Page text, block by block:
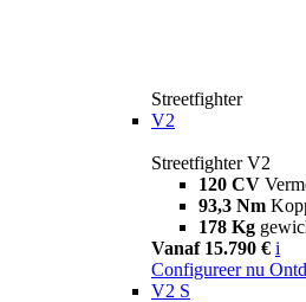
Streetfighter
V2
Streetfighter V2
120 CV
93,3 Nm
178 Kg
Vanaf 15.790 € i
Configureer nu
V2 S